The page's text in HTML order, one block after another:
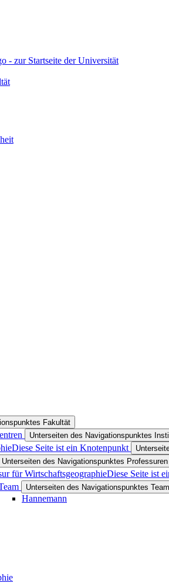
- zur Startseite der Universität
Fakultät
Unterseiten des Navigationspunktes
Diese Seite ist ein Knotenpunkt
Unterseiten des Navigationspunktes Professuren
für WirtschaftsgeographieDiese Seite ist
Unterseiten des Navigationspunktes Team
Hannemann